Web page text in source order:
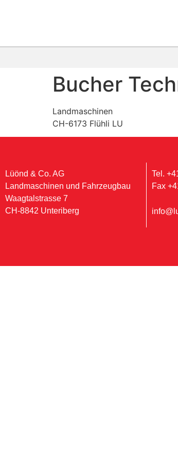
Bucher
Landmaschinen
CH-6173 Flühli LU
Lüönd & Co. AG
Landmaschinen und Fahrzeugbau
Waagtalstrasse 7
CH-8842 Unteriberg
Tel.
Fax